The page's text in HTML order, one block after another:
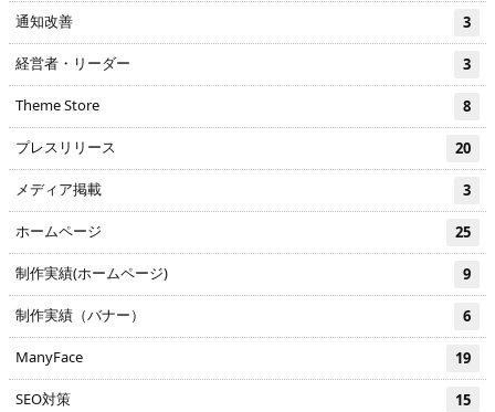
通知改善 3
経営者・リーダー 3
Theme Store 8
プレスリリース 20
メディア掲載 3
ホームページ 25
制作実績(ホームページ) 9
制作実績（バナー） 6
ManyFace 19
SEO対策 15